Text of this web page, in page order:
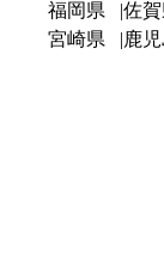
福岡県 佐
宮崎県
鹿